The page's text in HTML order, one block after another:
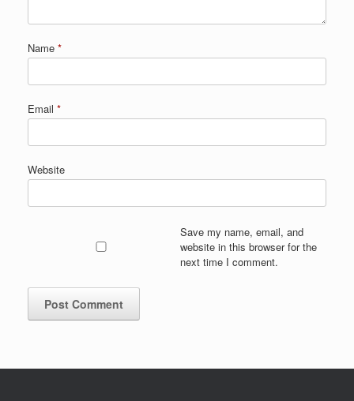
Name *
Email *
Website
Save my name, email, and
website in this browser for the
next time I comment.